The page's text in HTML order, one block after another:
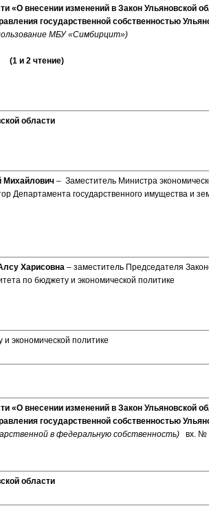
«О внесении изменений в Закон Ульяновской
государственной собственностью
МБУ «Симбирцит»)
(1 и 2 чтение)
области
Михайлович – Заместитель Министра
Департамента государственного имущества и
Харисовна – заместитель Председателя
по бюджету и экономической политике
экономической политике
«О внесении изменений в Закон Ульяновской
государственной собственностью
в федеральную собственность)
вх. №
области